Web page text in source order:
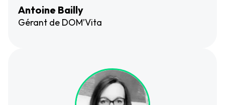
Antoine Bailly
Gérant de DOM’Vita